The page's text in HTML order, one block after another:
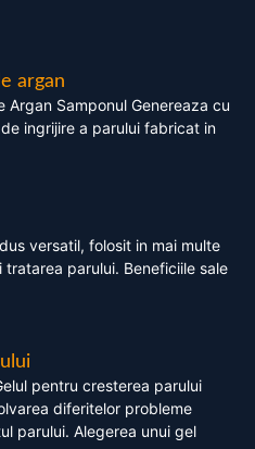
argan
Argan Samponul Genereaza cu
ingrijire a parului fabricat in
versatil, folosit in mai multe
parului. Beneficiile sale
pentru cresterea parului
diferitelor probleme
parului. Alegerea unui gel